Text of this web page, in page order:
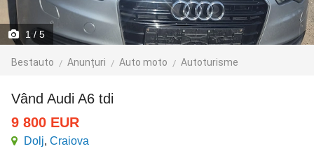
1/ 5
Bestauto Anunțuri Auto moto Autoturisme
Vând Audi A6 tdi
9 800 EUR
Dolj, Craiova